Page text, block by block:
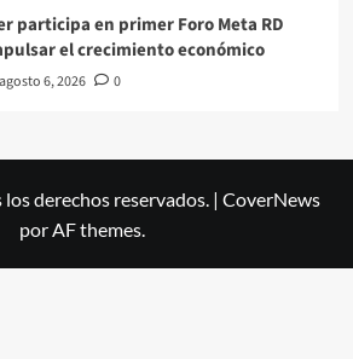
participa en primer Foro Meta RD
el crecimiento económico
agosto 6, 2026 0
derechos reservados. | CoverNews
por AF themes.